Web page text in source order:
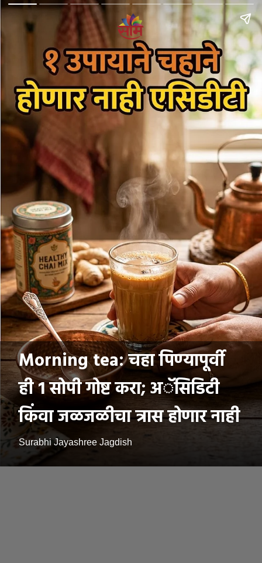
Morning tea: चहा पिण्यापूर्वी
ही 1 सोपी गोष्ट करा; अॅसिडिटी
किंवा जळजळीचा त्रास होणार नाही
Surabhi Jayashree Jagdish